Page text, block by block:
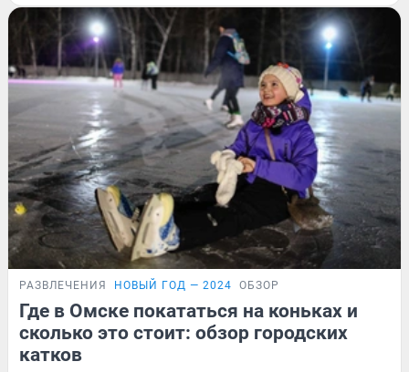
РАЗВЛЕЧЕНИЯ НОВЫЙ ГОД — 2024 ОБЗОР
Где в Омске покататься на коньках и
сколько это стоит: обзор городских
катков